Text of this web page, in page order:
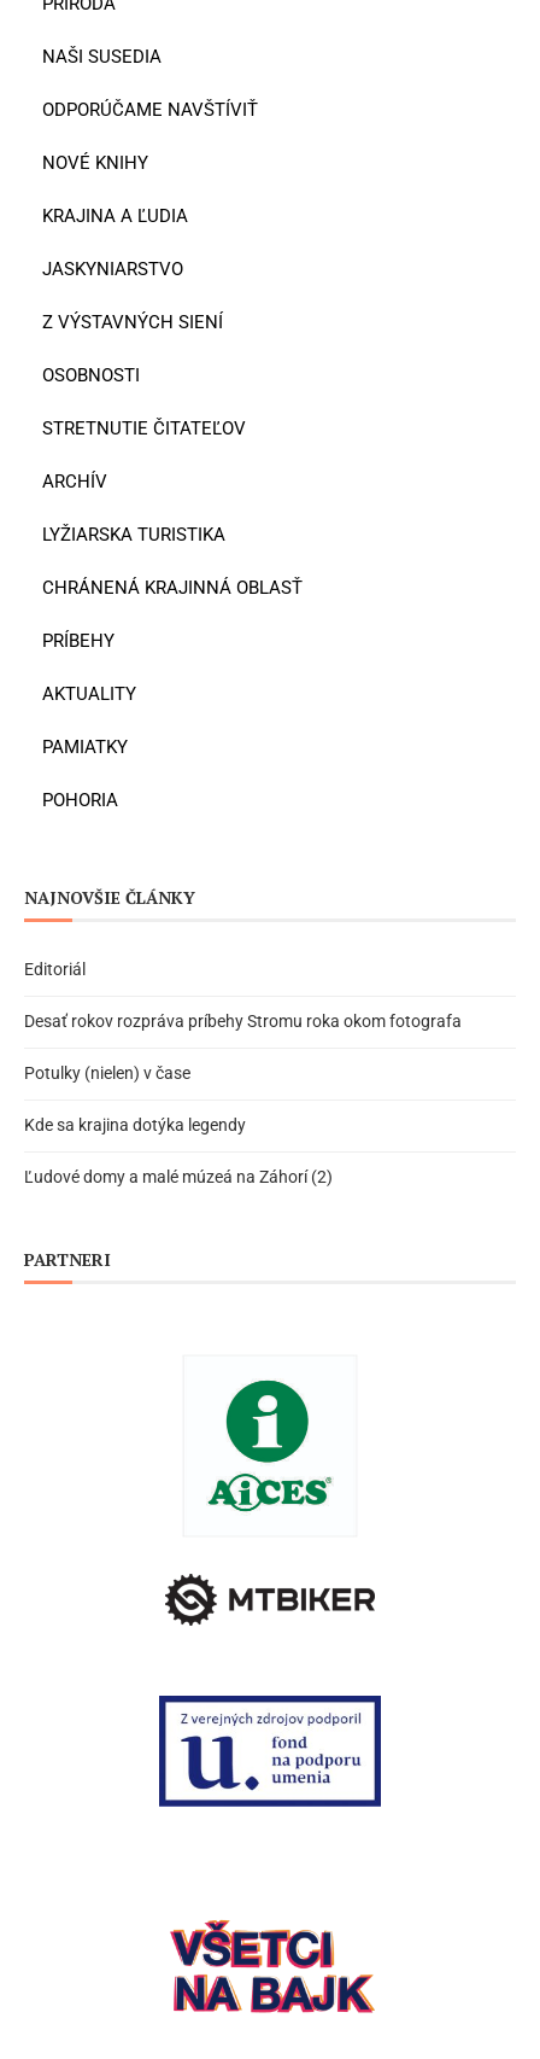
NAŠI SUSEDIA
ODPORÚČAME NAVŠTÍVIŤ
NOVÉ KNIHY
KRAJINA A ĽUDIA
JASKYNIARSTVO
Z VÝSTAVNÝCH SIENÍ
OSOBNOSTI
STRETNUTIE ČITATEĽOV
ARCHÍV
LYŽIARSKA TURISTIKA
CHRÁNENÁ KRAJINNÁ OBLASŤ
PRÍBEHY
AKTUALITY
PAMIATKY
POHORIA
NAJNOVŠIE ČLÁNKY
Editoriál
Desať rokov rozpráva príbehy Stromu roka okom fotografa
Potulky (nielen) v čase
Kde sa krajina dotýka legendy
Ľudové domy a malé múzeá na Záhorí (2)
PARTNERI